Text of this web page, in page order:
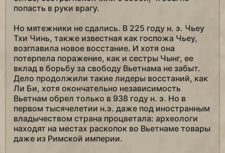
попасть в руки врагу.
Но мятежники не сдались. В 225 году н. э. Чьеу
Тхи Чинь, также известная как госпожа Чьеу,
возглавила новое восстание. И хотя она
потерпела поражение, как и сестры Чынг, ее
вклад в борьбу за свободу Вьетнама не забыт.
Дело продолжили такие лидеры восстаний, как
Ли Би, хотя окончательно независимость
Вьетнам обрел только в 938 году н. э. Но в
первом тысячелетии н.э. даже под иностранным
владычеством страна процветала: археологи
находят на местах раскопок во Вьетнаме товары
даже из Римской империи.